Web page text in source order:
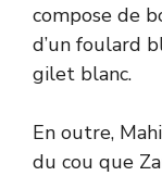
compose de
d’un foulard
gilet blanc.
En outre,
du cou que